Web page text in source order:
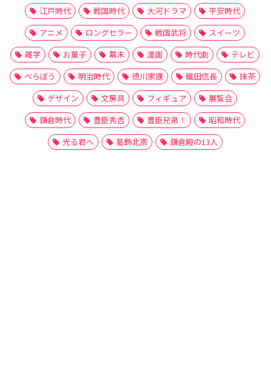
江戸時代 戦国時代 大河ドラマ
平安時代
アニメ
ロングセラー 戦国武将
スイーツ
雑学
お菓子 幕末 漫画 時代劇
テレビ
べらぼう
明治時代 徳川家康 織田信長
抹茶
デザイン
文房具 フィギュア
展覧会
鎌倉時代
豊臣秀吉 豊臣兄弟！
昭和時代
光る君へ
葛飾北斎 鎌倉殿の13人